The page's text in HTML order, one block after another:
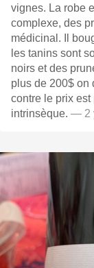
vignes. La robe
complexe, des
médicinal. Il
les tanins sont
noirs et des
plus de 200$ on
contre le prix
intrinsèque. — 2